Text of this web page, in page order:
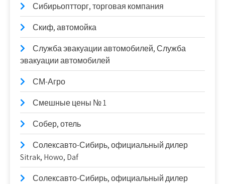
Сибирьоптторг, торговая компания
Скиф, автомойка
Служба эвакуации автомобилей, Служба
эвакуации автомобилей
СМ-Агро
Смешные цены № 1
Собер, отель
Солексавто-Сибирь, официальный дилер
Sitrak, Howo, Daf
Солексавто-Сибирь, официальный дилер